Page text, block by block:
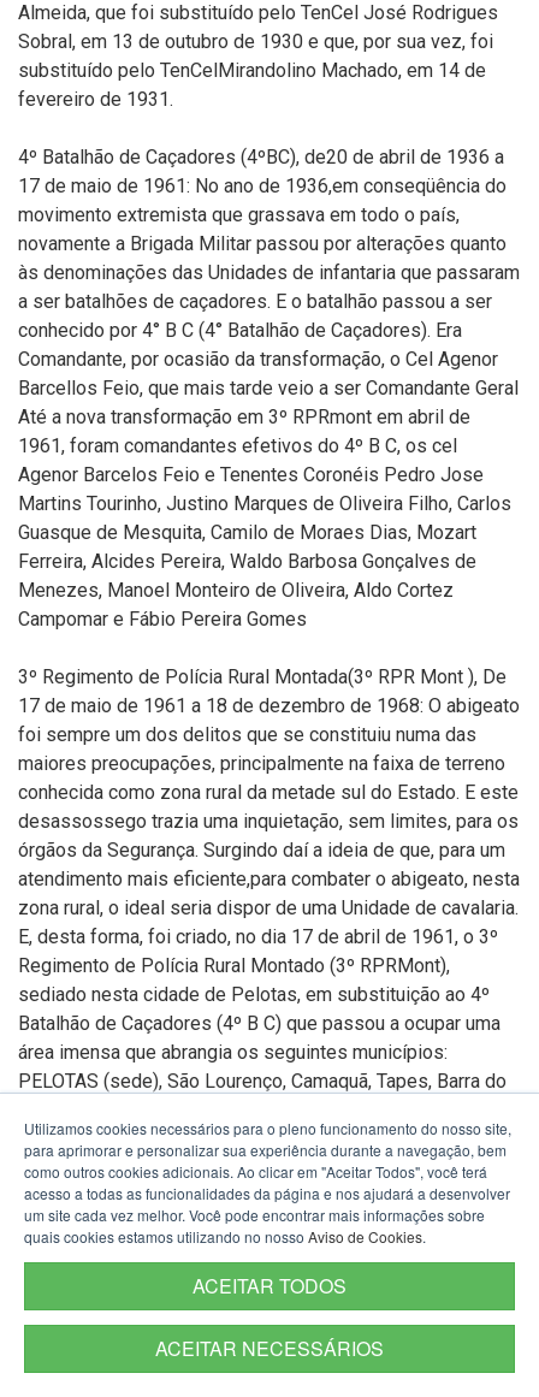
Almeida, que foi substituído pelo TenCel José Rodrigues
Sobral, em 13 de outubro de 1930 e que, por sua vez, foi
substituído pelo TenCelMirandolino Machado, em 14 de
fevereiro de 1931.
4º Batalhão de Caçadores (4ºBC), de20 de abril de 1936 a
17 de maio de 1961: No ano de 1936,em conseqüência do
movimento extremista que grassava em todo o país,
novamente a Brigada Militar passou por alterações quanto
às denominações das Unidades de infantaria que passaram
a ser batalhões de caçadores. E o batalhão passou a ser
conhecido por 4° B C (4° Batalhão de Caçadores). Era
Comandante, por ocasião da transformação, o Cel Agenor
Barcellos Feio, que mais tarde veio a ser Comandante Geral
Até a nova transformação em 3º RPRmont em abril de
1961, foram comandantes efetivos do 4º B C, os cel
Agenor Barcelos Feio e Tenentes Coronéis Pedro Jose
Martins Tourinho, Justino Marques de Oliveira Filho, Carlos
Guasque de Mesquita, Camilo de Moraes Dias, Mozart
Ferreira, Alcides Pereira, Waldo Barbosa Gonçalves de
Menezes, Manoel Monteiro de Oliveira, Aldo Cortez
Campomar e Fábio Pereira Gomes
3º Regimento de Polícia Rural Montada(3º RPR Mont ), De
17 de maio de 1961 a 18 de dezembro de 1968: O abigeato
foi sempre um dos delitos que se constituiu numa das
maiores preocupações, principalmente na faixa de terreno
conhecida como zona rural da metade sul do Estado. E este
desassossego trazia uma inquietação, sem limites, para os
órgãos da Segurança. Surgindo daí a ideia de que, para um
atendimento mais eficiente,para combater o abigeato, nesta
zona rural, o ideal seria dispor de uma Unidade de cavalaria.
E, desta forma, foi criado, no dia 17 de abril de 1961, o 3º
Regimento de Polícia Rural Montado (3º RPRMont),
sediado nesta cidade de Pelotas, em substituição ao 4º
Batalhão de Caçadores (4º B C) que passou a ocupar uma
área imensa que abrangia os seguintes municípios:
PELOTAS (sede), São Lourenço, Camaquã, Tapes, Barra do
Guaíba, Pântano Grande, Rio Pardo, Minas do Butiá, Minas
dos Ratos, Minas do Leão, São Jerônimo, Encruzilhada do
Sul, Pedro Osório, Canguçu, Pinheiro Machado, Bagé, Arroio
Grande, Jaguarão e Santa Vitória do Palmar. A nova unidade
serviço de policiamento rural e urbano e para isso passou a
contar com o efetivo lotado de cada município que recebeu,
na transição. Por ocasião da transformação (de 4º BC para
3º RPRMont) estava no comando interino o Capitão Alberto
Utilizamos cookies necessários para o pleno funcionamento do nosso site,
para aprimorar e personalizar sua experiência durante a navegação, bem
como outros cookies adicionais. Ao clicar em "Aceitar Todos", você terá
acesso a todas as funcionalidades da página e nos ajudará a desenvolver
um site cada vez melhor. Você pode encontrar mais informações sobre
quais cookies estamos utilizando no nosso Aviso de Cookies.
ACEITAR TODOS
ACEITAR NECESSÁRIOS